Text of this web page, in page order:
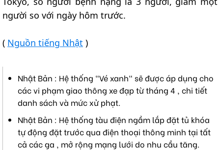
người so với ngày hôm trước.
( Nguồn tiếng Nhật )
Nhật Bản : Hệ thống "Vé xanh" sẽ được áp dụng cho
các vi phạm giao thông xe đạp từ tháng 4 , chi tiết
danh sách và mức xử phạt.
Nhật Bản : Hệ thống tàu điện ngầm lắp đặt tủ khóa
tự động đặt trước qua điện thoại thông minh tại tất
cả các ga , mở rộng mạng lưới do nhu cầu tăng.